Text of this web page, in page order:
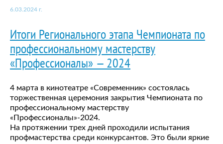
6.03.2024 г.
Итоги Регионального этапа Чемпионата по
профессиональному мастерству
«Профессионалы» — 2024
4 марта в кинотеатре «Современник» состоялась
торжественная церемония закрытия Чемпионата по
профессиональному мастерству
«Профессионалы»-2024.
На протяжении трех дней проходили испытания
профмастерства среди конкурсантов. Это были яркие